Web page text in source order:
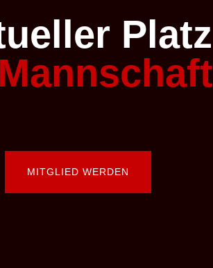
Platz
MITGLIED WERDEN